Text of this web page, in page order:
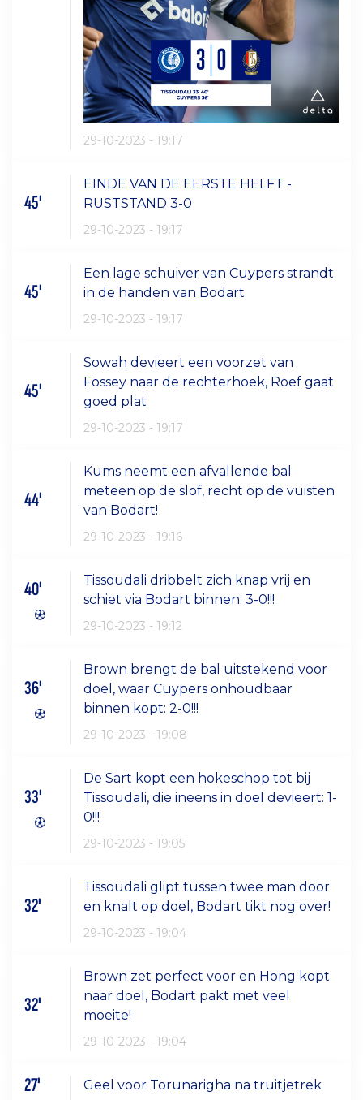
29-10-2023 - 19:17
45'
EINDE VAN DE EERSTE HELFT -
RUSTSTAND 3-0
29-10-2023 - 19:17
45'
Een lage schuiver van Cuypers strandt
in de handen van Bodart
29-10-2023 - 19:17
45'
Sowah devieert een voorzet van
Fossey naar de rechterhoek, Roef gaat
goed plat
29-10-2023 - 19:17
44'
Kums neemt een afvallende bal
meteen op de slof, recht op de vuisten
van Bodart!
29-10-2023 - 19:16
40'
Tissoudali dribbelt zich knap vrij en
schiet via Bodart binnen: 3-0!!!
29-10-2023 - 19:12
36'
Brown brengt de bal uitstekend voor
doel, waar Cuypers onhoudbaar
binnen kopt: 2-0!!!
29-10-2023 - 19:08
33'
De Sart kopt een hokeschop tot bij
Tissoudali, die ineens in doel devieert: 1-
0!!!
29-10-2023 - 19:05
32'
Tissoudali glipt tussen twee man door
en knalt op doel, Bodart tikt nog over!
29-10-2023 - 19:04
32'
Brown zet perfect voor en Hong kopt
naar doel, Bodart pakt met veel
moeite!
29-10-2023 - 19:04
27' Geel voor Torunarigha na truitjetrek